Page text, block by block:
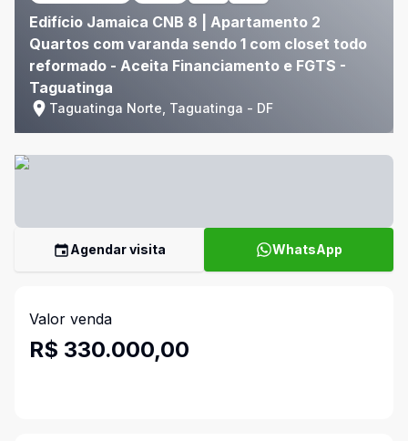
Edifício Jamaica CNB 8 | Apartamento 2
Quartos com varanda sendo 1 com closet todo
reformado - Aceita Financiamento e FGTS -
Taguatinga
Taguatinga Norte, Taguatinga - DF
Agendar visita WhatsApp
Valor venda
R$ 330.000,00